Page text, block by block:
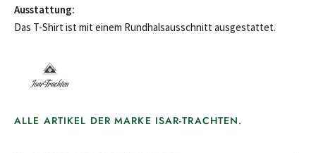
Ausstattung:
Das T-Shirt ist mit einem Rundhalsausschnitt ausgestattet.
ALLE ARTIKEL DER MARKE ISAR-TRACHTEN.